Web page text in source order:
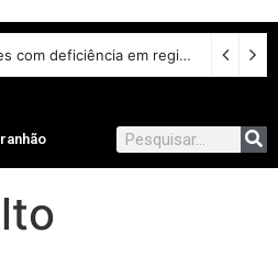
Projeto inclui estudantes com deficiência em regime escolar especial